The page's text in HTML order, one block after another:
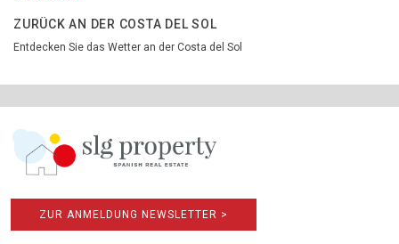
ZURÜCK AN DER COSTA DEL SOL
Entdecken Sie das Wetter an der Costa del Sol
ZUR ANMELDUNG NEWSLETTER >